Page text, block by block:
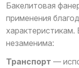
Бакелитовая
применения
незаменима:
Транспорт —